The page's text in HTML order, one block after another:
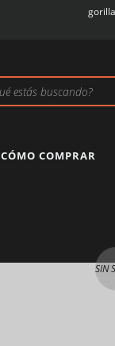
CÓMO COMPRAR
SIN